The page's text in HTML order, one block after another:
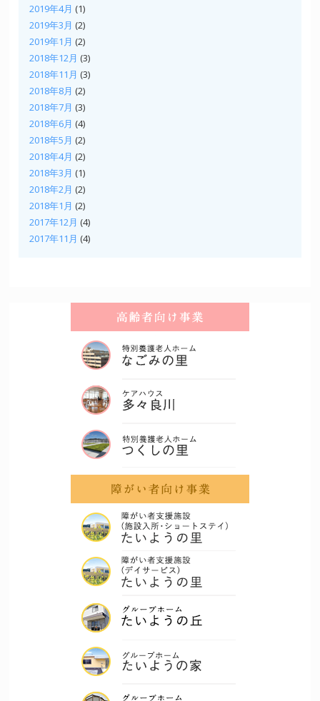
2019年4月 (1)
2019年3月 (2)
2019年1月 (2)
2018年12月 (3)
2018年11月 (3)
2018年8月 (2)
2018年7月 (3)
2018年6月 (4)
2018年5月 (2)
2018年4月 (2)
2018年3月 (1)
2018年2月 (2)
2018年1月 (2)
2017年12月 (4)
2017年11月 (4)